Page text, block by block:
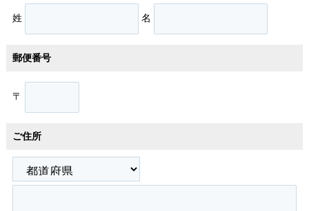
姓 名
郵便番号
〒
ご住所